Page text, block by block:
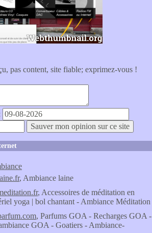
pas content, site fiable; exprimez-vous !
, Ambiance laine
, Accessoires de méditation en
yoga | bol chantant - Ambiance Méditation
, Parfums GOA - Recharges GOA -
GOA - Goatiers - Ambiance-